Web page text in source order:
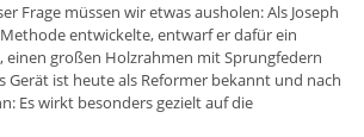
Frage müssen wir etwas ausholen: Als Joseph
entwickelte, entwarf er dafür ein
einen großen Holzrahmen mit Sprungfedern
Gerät ist heute als Reformer bekannt und nach
Es wirkt besonders gezielt auf die